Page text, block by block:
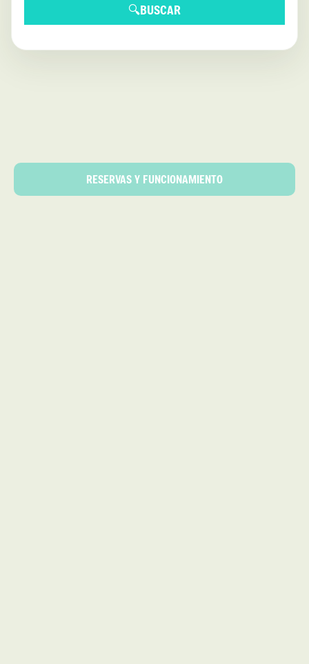
🔍BUSCAR
RESERVAS Y FUNCIONAMIENTO